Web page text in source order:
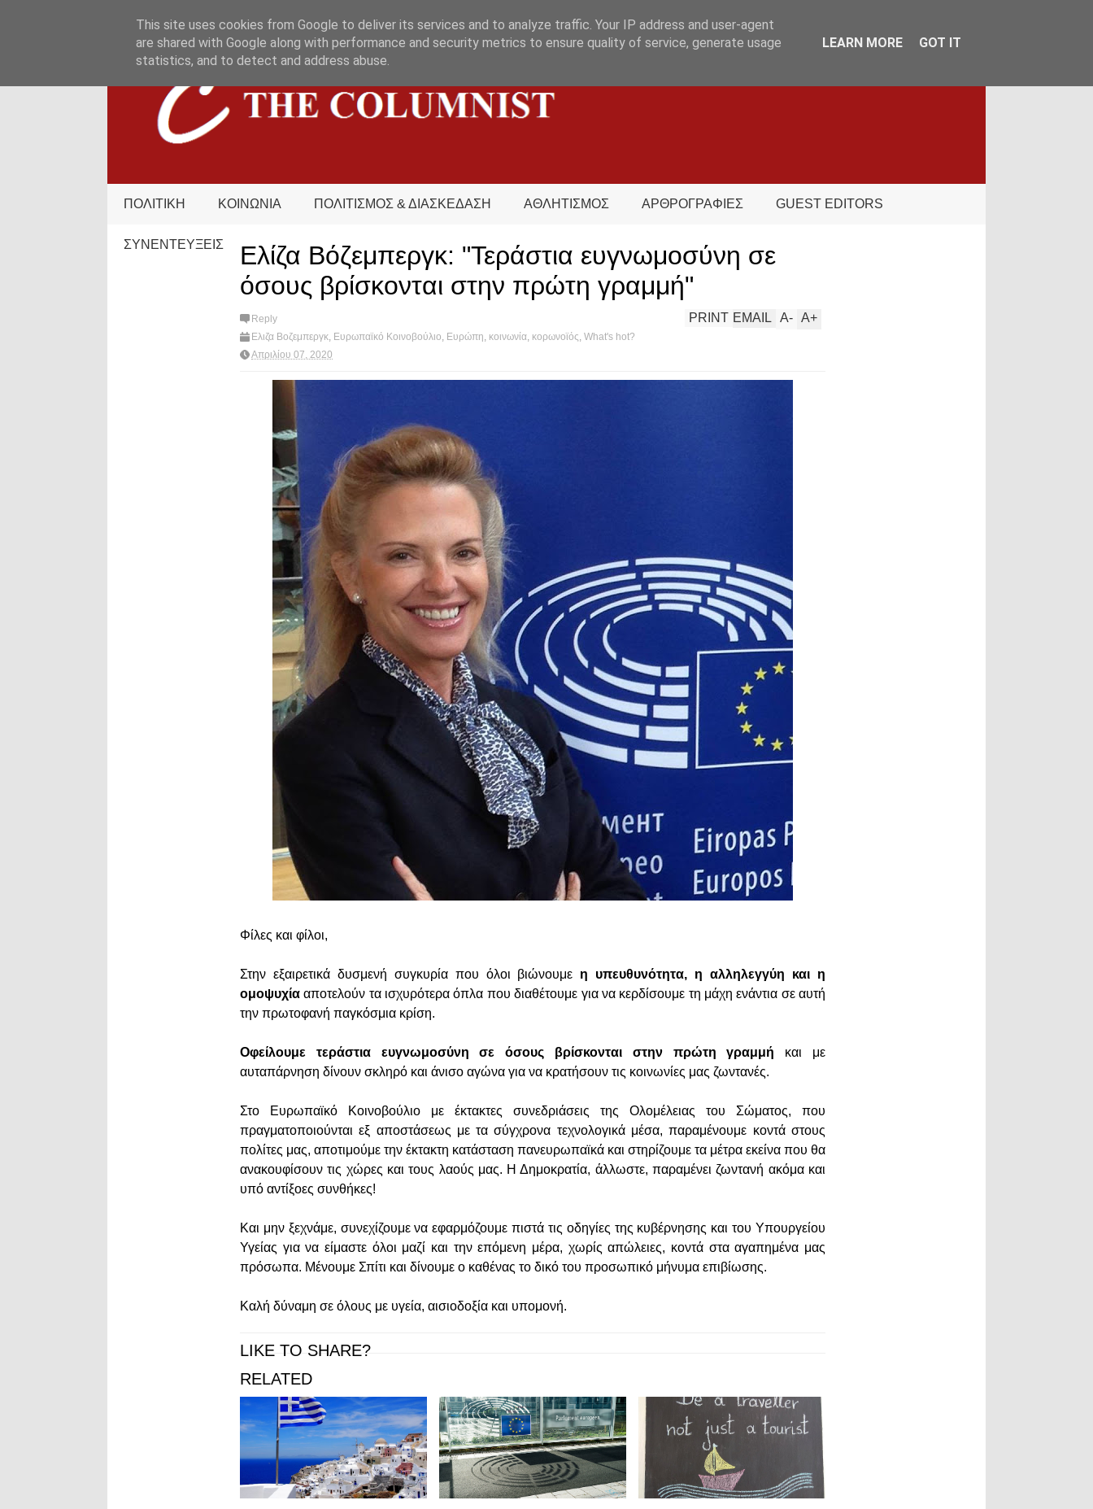
ΠΟΛΙΤΙΚΗ ΚΟΙΝΩΝΙΑ ΠΟΛΙΤΙΣΜΟΣ & ΔΙΑΣΚΕΔΑΣΗ ΑΘΛΗΤΙΣΜΟΣ ΑΡΘΡΟΓΡΑΦΙΕΣ GUEST EDITORS
ΣΥΝΕΝΤΕΥΞΕΙΣ
Ελίζα Βόζεμπεργκ: "Τεράστια ευγνωμοσύνη σε
όσους βρίσκονται στην πρώτη γραμμή"
Reply
Ελιζα Βοζεμπεργκ Ευρωπαϊκό Κοινοβούλιο Ευρώπη κοινωνία κορωνοϊός What's hot?
Απριλίου 07, 2020
A+
A-
EMAIL
PRINT
Φίλες και φίλοι,
Στην εξαιρετικά δυσμενή συγκυρία που όλοι βιώνουμε η υπευθυνότητα, η αλληλεγγύη και η
ομοψυχίααποτελούν τα ισχυρότερα όπλα που διαθέτουμε για να κερδίσουμε τη μάχη ενάντια σε αυτή
την πρωτοφανή παγκόσμια κρίση.
Οφείλουμε τεράστια ευγνωμοσύνη σε όσους βρίσκονται στην πρώτη γραμμή και με
αυταπάρνηση δίνουν σκληρό και άνισο αγώνα για να κρατήσουν τις κοινωνίες μας ζωντανές.
Στο Ευρωπαϊκό Κοινοβούλιο με έκτακτες συνεδριάσεις της Ολομέλειας του Σώματος, που
πραγματοποιούνται εξ αποστάσεως με τα σύγχρονα τεχνολογικά μέσα, παραμένουμε κοντά στους
πολίτες μας, αποτιμούμε την έκτακτη κατάσταση πανευρωπαϊκά και στηρίζουμε τα μέτρα εκείνα που θα
ανακουφίσουν τις χώρες και τους λαούς μας. Η Δημοκρατία, άλλωστε, παραμένει ζωντανή ακόμα και
υπό αντίξοες συνθήκες!
Και μην ξεχνάμε, συνεχίζουμε να εφαρμόζουμε πιστά τις οδηγίες της κυβέρνησης και του Υπουργείου
Υγείας για να είμαστε όλοι μαζί και την επόμενη μέρα, χωρίς απώλειες, κοντά στα αγαπημένα μας
πρόσωπα. Μένουμε Σπίτι και δίνουμε ο καθένας το δικό του προσωπικό μήνυμα επιβίωσης.
Καλή δύναμη σε όλους με υγεία, αισιοδοξία και υπομονή.
LIKE TO SHARE?
RELATED
This site uses cookies from Google to deliver its services and to analyze traffic. Your IP address and user-agent
are shared with Google along with performance and security metrics to ensure quality of service, generate usage
statistics, and to detect and address abuse.
LEARN MORE GOT IT